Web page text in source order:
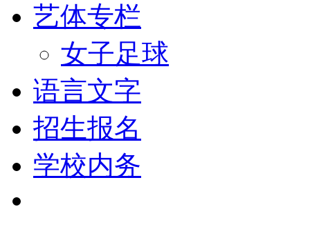
艺体专栏
女子足球
语言文字
招生报名
学校内务